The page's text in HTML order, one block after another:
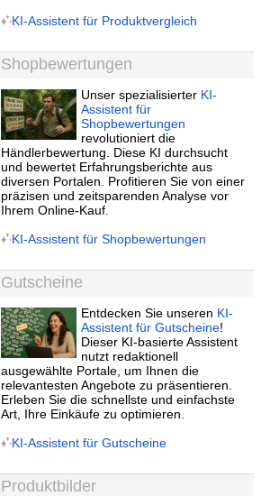
KI-Assistent für Produktvergleich
Shopbewertungen
Unser spezialisierter KI-
Assistent für
Shopbewertungen
revolutioniert die
Händlerbewertung. Diese KI durchsucht
und bewertet Erfahrungsberichte aus
diversen Portalen. Profitieren Sie von einer
präzisen und zeitsparenden Analyse vor
Ihrem Online-Kauf.
KI-Assistent für Shopbewertungen
Gutscheine
Entdecken Sie unseren KI-
Assistent für Gutscheine!
Dieser KI-basierte Assistent
nutzt redaktionell
ausgewählte Portale, um Ihnen die
relevantesten Angebote zu präsentieren.
Erleben Sie die schnellste und einfachste
Art, Ihre Einkäufe zu optimieren.
KI-Assistent für Gutscheine
Produktbilder